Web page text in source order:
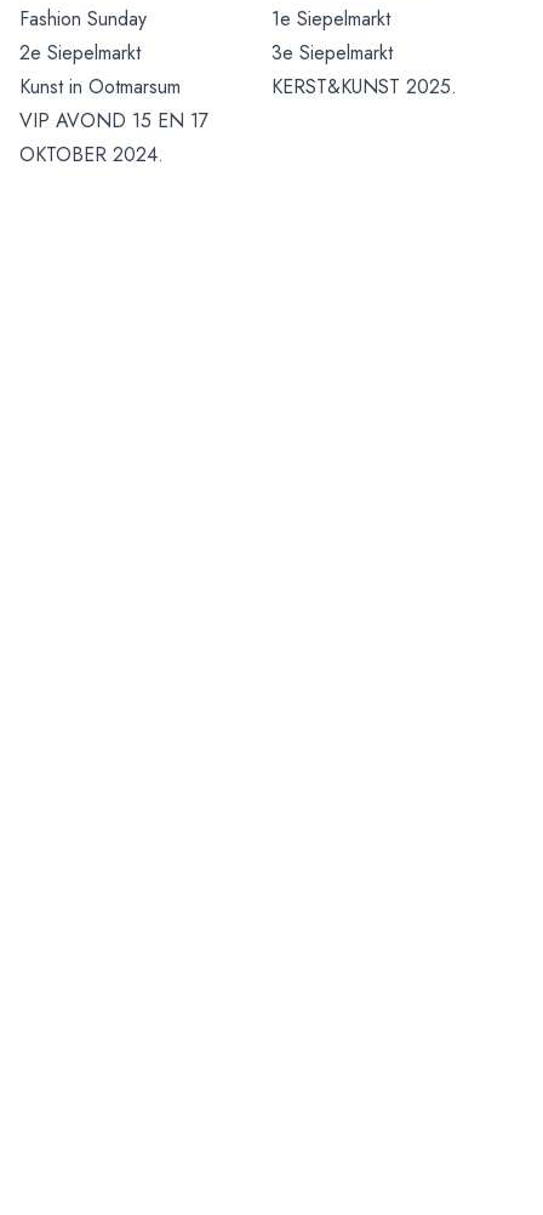
Fashion Sunday
1e Siepelmarkt
2e Siepelmarkt
3e Siepelmarkt
Kunst in Ootmarsum
KERST&KUNST 2025.
VIP AVOND 15 EN 17
OKTOBER 2024.